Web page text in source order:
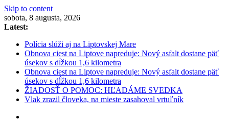
Skip to content
sobota, 8 augusta, 2026
Latest:
Polícia slúži aj na Liptovskej Mare
Obnova ciest na Liptove napreduje: Nový asfalt dostane päť
úsekov s dĺžkou 1,6 kilometra
Obnova ciest na Liptove napreduje: Nový asfalt dostane päť
úsekov s dĺžkou 1,6 kilometra
ŽIADOSŤ O POMOC: HĽADÁME SVEDKA
Vlak zrazil človeka, na mieste zasahoval vrtuľník